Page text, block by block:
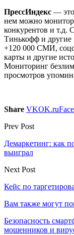
ПрессИндекс — это
нем можно
конкурентов и т.д.
Тинькофф и другие
+120 000 СМИ,
карты и другие
Мониторинг
просмотров
Share VKOK.ru
Prev Post
Демаркетинг: как
выиграл
Next Post
Кейс по
Вам также могут
Безопасность
мошенников и